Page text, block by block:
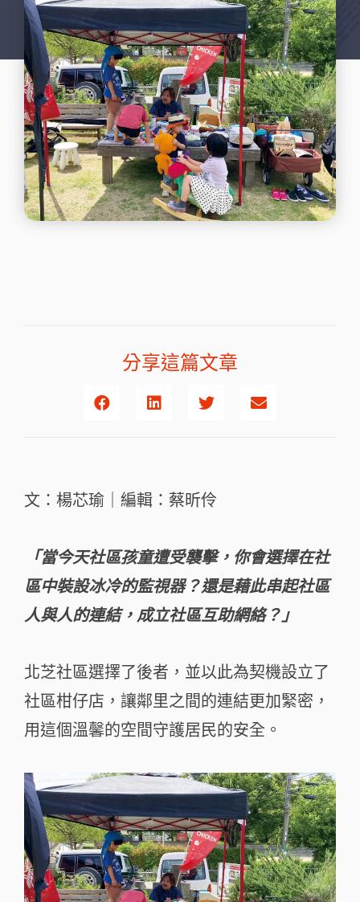
分享這篇文章
文：楊芯瑜｜編輯：蔡昕伶
「當今天社區孩童遭受襲擊，你會選擇在社
區中裝設冰冷的監視器？還是藉此串起社區
人與人的連結，成立社區互助網絡？」
北芝社區選擇了後者，並以此為契機設立了
社區柑仔店，讓鄰里之間的連結更加緊密，
用這個溫馨的空間守護居民的安全。